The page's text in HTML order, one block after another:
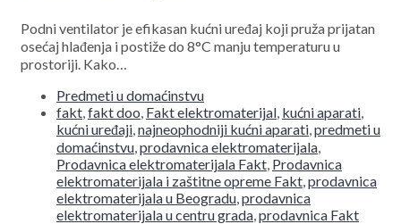
Podni ventilator je efikasan kućni uređaj koji pruža prijatan
osećaj hlađenja i postiže do 8°C manju temperaturu u
prostoriji. Kako…
Predmeti u domaćinstvu
fakt,fakt doo, Fakt elektromaterijal, kućni aparati,
kućni uređaji,najneophodniji kućni aparati,predmeti u
domaćinstvu,prodavnica elektromaterijala,
Prodavnica elektromaterijala Fakt, Prodavnica
elektromaterijala i zaštitne opreme Fakt,prodavnica
elektromaterijala u Beogradu,prodavnica
elektromaterijala u centru grada,prodavnica Fakt